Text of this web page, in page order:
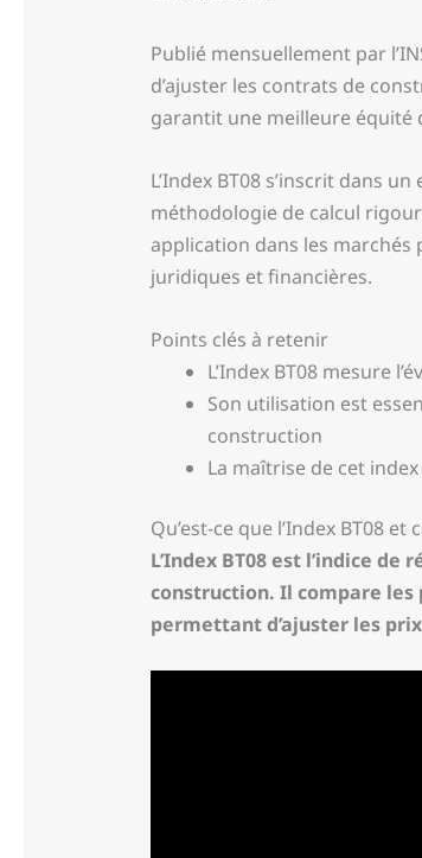
Publié mensuellement par
d’ajuster les contrats de
garantit une meilleure équité
L’Index BT08 s’inscrit dans
méthodologie de calcul
application dans les
juridiques et financières.
Points clés à retenir
L’Index BT08 mesure
Son utilisation est
construction
La maîtrise de cet
Qu’est-ce que l’Index BT08
L’Index BT08 est l’indice
construction. Il compare les
permettant d’ajuster les